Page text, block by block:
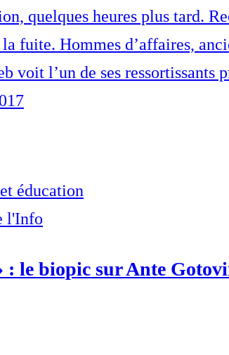
quelques heures plus tard.
fuite. Hommes d’affaires,
voit l’un de ses ressortissants
éducation
l'Info
: le biopic sur Ante